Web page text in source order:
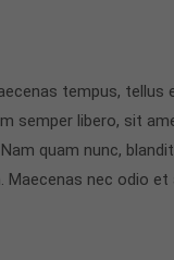
tempus, tellus
semper libero, sit
quam nunc,
Maecenas nec odio